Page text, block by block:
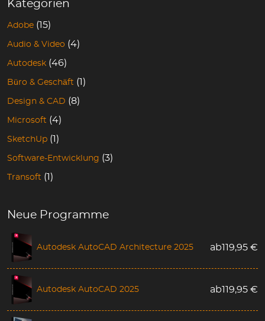
Kategorien
Adobe (15)
Audio & Video (4)
Autodesk (46)
Büro & Geschäft (1)
Design & CAD (8)
Microsoft (4)
SketchUp (1)
Software-Entwicklung (3)
Transoft (1)
Neue Programme
Autodesk AutoCAD Architecture 2025 ab119,95 €
Autodesk AutoCAD 2025 ab119,95 €